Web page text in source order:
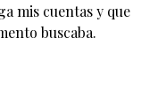
mis cuentas y que
buscaba.